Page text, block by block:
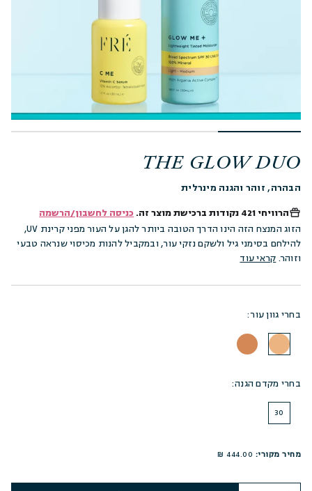
THE GLOW DUO
הבהרה, זוהר והגנה מינרלית
הרוויחי 421 נקודות ברכישת מוצר זה. כניסה לחשבון/הרשמה
הזוג המנצח הזה הינו הדרך הטובה ביותר להגן על העור מפני קרינת UV,
להילחם בסימני גיל ולשקם נזקי עור, ובמקביל להנות מכיסוי שנראה טבעי
וזוהר. קראי עוד
בחרי גוון עור:
בחרי מקדם הגנה:
30
מחיר מקורי: 444.00 ₪